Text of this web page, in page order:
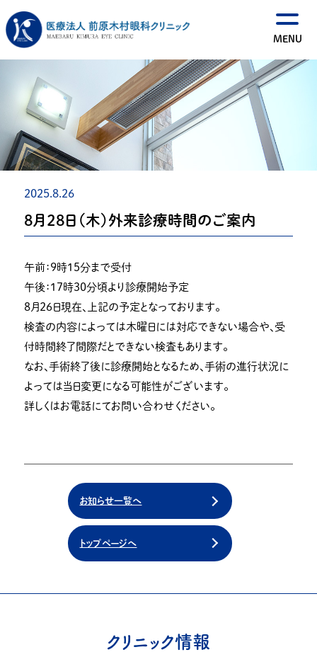
2025.8.26
８月２８日（木）外来診療時間のご案内
午前：９時１５分まで受付
午後：１７時３０分頃より診療開始予定
８月２６日現在、上記の予定となっております。
検査の内容によっては木曜日には対応できない場合や、受
付時間終了間際だとできない検査もあります。
なお、手術終了後に診療開始となるため、手術の進行状況に
よっては当日変更になる可能性がございます。
詳しくはお電話にてお問い合わせください。
お知らせ一覧へ
トップページへ
クリニック情報